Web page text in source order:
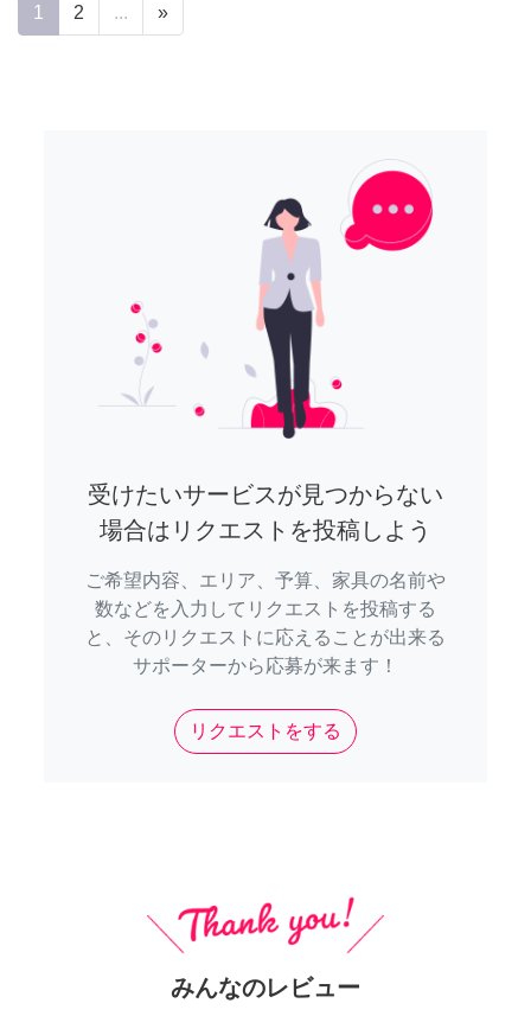
1 2 ... »
受けたいサービスが見つからない
場合はリクエストを投稿しよう
ご希望内容、エリア、予算、家具の名前や
数などを入力してリクエストを投稿する
と、そのリクエストに応えることが出来る
サポーターから応募が来ます！
リクエストをする
みんなのレビュー